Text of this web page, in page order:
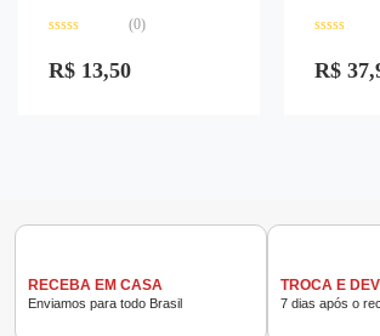
0
de
(0)
R$ 13,50
0
de
R$
RECEBA EM CASA
Enviamos para todo Brasil
TROCA E
7 dias após o